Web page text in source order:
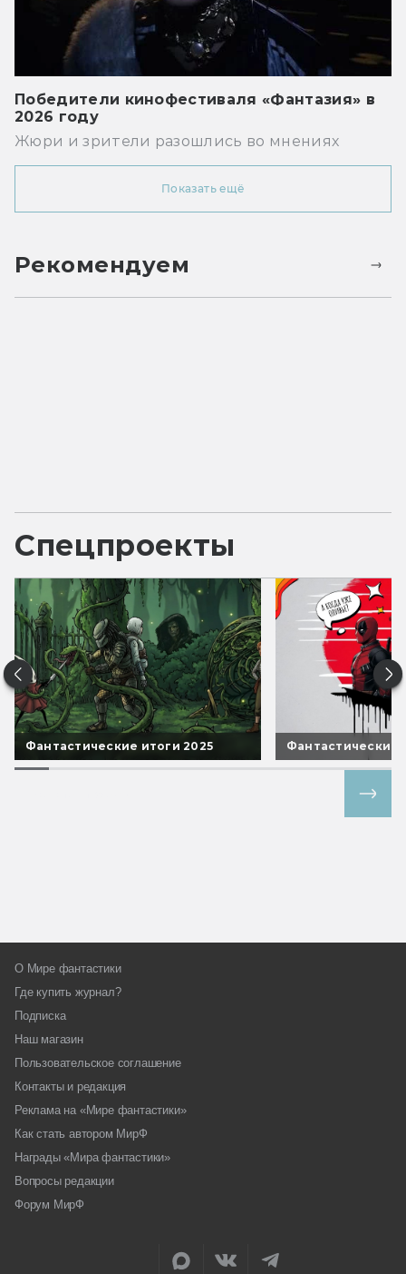
Победители кинофестиваля «Фантазия» в
2026 году
Жюри и зрители разошлись во мнениях
Показать ещё
Рекомендуем
Спецпроекты
Фантастические итоги 2025 Фантастические
О Мире фантастики
Где купить журнал?
Подписка
Наш магазин
Пользовательское соглашение
Контакты и редакция
Реклама на «Мире фантастики»
Как стать автором МирФ
Награды «Мира фантастики»
Вопросы редакции
Форум МирФ